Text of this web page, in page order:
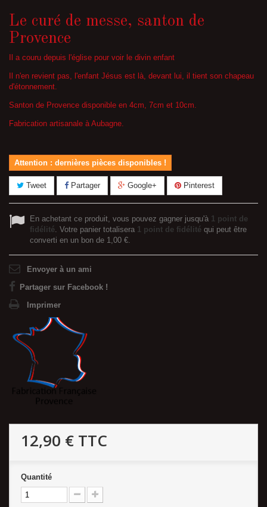
Le curé de messe, santon de
Provence
Il a couru depuis l'église pour voir le divin enfant
Il n'en revient pas, l'enfant Jésus est là, devant lui, il tient son chapeau
d'étonnement.
Santon de Provence disponible en 4cm, 7cm et 10cm.
Fabrication artisanale à Aubagne.
Attention : dernières pièces disponibles !
Tweet Partager Google+ Pinterest
En achetant ce produit, vous pouvez gagner jusqu'à 1 point de
fidélité. Votre panier totalisera 1 point de fidélité qui peut être
converti en un bon de 1,00 €.
Envoyer à un ami
Partager sur Facebook !
Imprimer
12,90 € TTC
Quantité